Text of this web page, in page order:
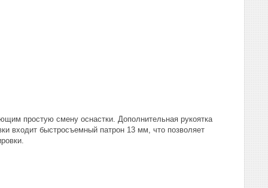
простую смену оснастки. Дополнительная рукоятка
входит быстросъемный патрон 13 мм, что позволяет